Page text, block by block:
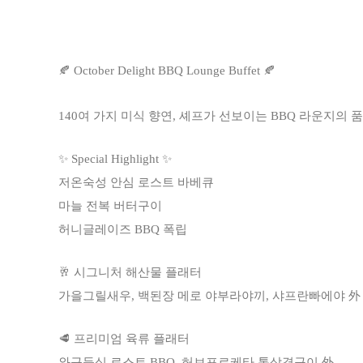
🍂 October Delight BBQ Lounge Buffet 🍂
140여 가지 미식 향연, 셰프가 선보이는 BBQ 라운지의
✨ Special Highlight ✨
저온숙성 안심 로스트 바베큐
마늘 전복 버터구이
허니글레이즈 BBQ 폭립
🥂 시그니처 해산물 플래터
가을그릴새우, 백된장 메로 야부라야끼, 샤프란빠에야 外
🥩 프리미엄 육류 플래터